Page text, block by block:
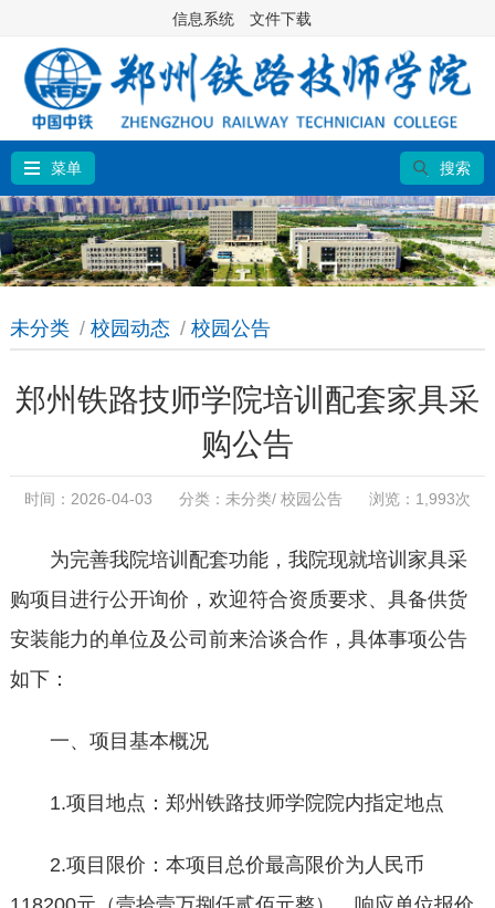
信息系统 文件下载
菜单 搜索
未分类 / 校园动态 / 校园公告
郑州铁路技师学院培训配套家具采
购公告
时间：2026-04-03 分类： 未分类/ 校园公告浏览：1,993次
为完善我院培训配套功能，我院现就培训家具采
购项目进行公开询价，欢迎符合资质要求、具备供货
安装能力的单位及公司前来洽谈合作，具体事项公告
如下：
一、项目基本概况
1.项目地点：郑州铁路技师学院院内指定地点
2.项目限价：本项目总价最高限价为人民币